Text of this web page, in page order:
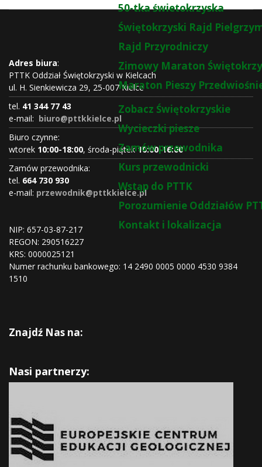
50-tka świetokrzyska
Świętokrzyski Rajd
Rajd Przyrodniczy
Zimowy Maraton
Maraton Pieszy
Zobacz Świętokrzyskie
Wycieczki piesze
Zamów przewodnika
Kurs przewodnicki
Wstąp do PTTK
Porozumienie Oddziałów
Kontakt i lokalizacja
Adres biura:
PTTK Oddział Świętokrzyski w Kielcach
ul. H. Sienkiewicza 29, 25-007 Kielce
tel. 41 344 77 43
e-mail: biuro@pttkkielce.pl
Biuro czynne:
wtorek 10:00-18:00, środa-piątek10:00-16:00
Zamów przewodnika:
tel. 664 730 930
e-mail: przewodnik@pttkkielce.pl
NIP: 657-03-87-217
REGON: 290516227
KRS: 0000025121
Numer rachunku bankowego: 14 2490 0005 0000 4530 9384
1510
Znajdź Nas na:
Nasi partnerzy: